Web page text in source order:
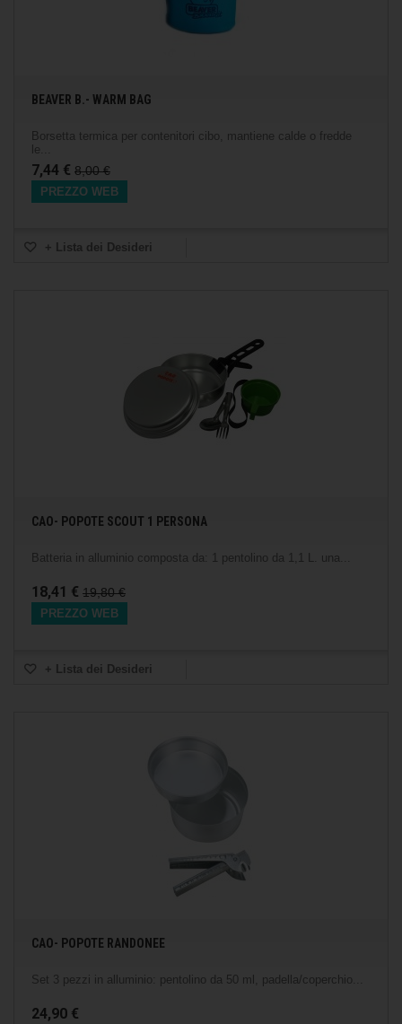
BEAVER B.- WARM BAG
Borsetta termica per contenitori cibo, mantiene calde o fredde
le...
7,44 € 8,00 €
PREZZO WEB
+ Lista dei Desideri
CAO- POPOTE SCOUT 1 PERSONA
Batteria in alluminio composta da: 1 pentolino da 1,1 L. una...
18,41 € 19,80 €
PREZZO WEB
+ Lista dei Desideri
CAO- POPOTE RANDONEE
Set 3 pezzi in alluminio: pentolino da 50 ml, padella/coperchio...
24,90 €